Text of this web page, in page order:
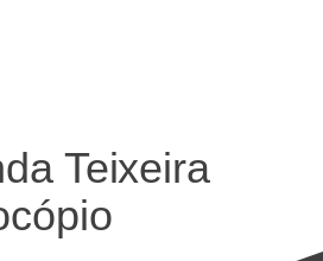
Teixeira